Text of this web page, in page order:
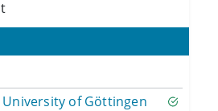
of Göttingen